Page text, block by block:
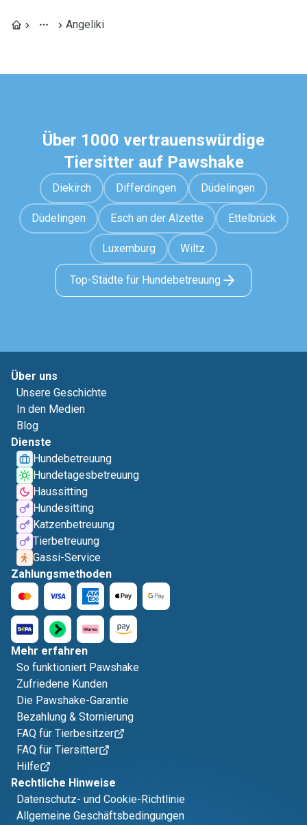
Angeliki
Über 1000 vertrauenswürdige
Tiersitter auf Pawshake
Diekirch Differdingen Düdelingen
Düdelingen Esch an der Alzette Ettelbrück
Luxemburg Wiltz
Top-Städte für Hundebetreuung
Über uns
Unsere Geschichte
In den Medien
Blog
Dienste
Hundebetreuung
Hundetagesbetreuung
Haussitting
Hundesitting
Katzenbetreuung
Tierbetreuung
Gassi-Service
Zahlungsmethoden
Mehr erfahren
So funktioniert Pawshake
Zufriedene Kunden
Die Pawshake-Garantie
Bezahlung & Stornierung
FAQ für Tierbesitzer
FAQ für Tiersitter
Hilfe
Rechtliche Hinweise
Datenschutz- und Cookie-Richtlinie
Allgemeine Geschäftsbedingungen